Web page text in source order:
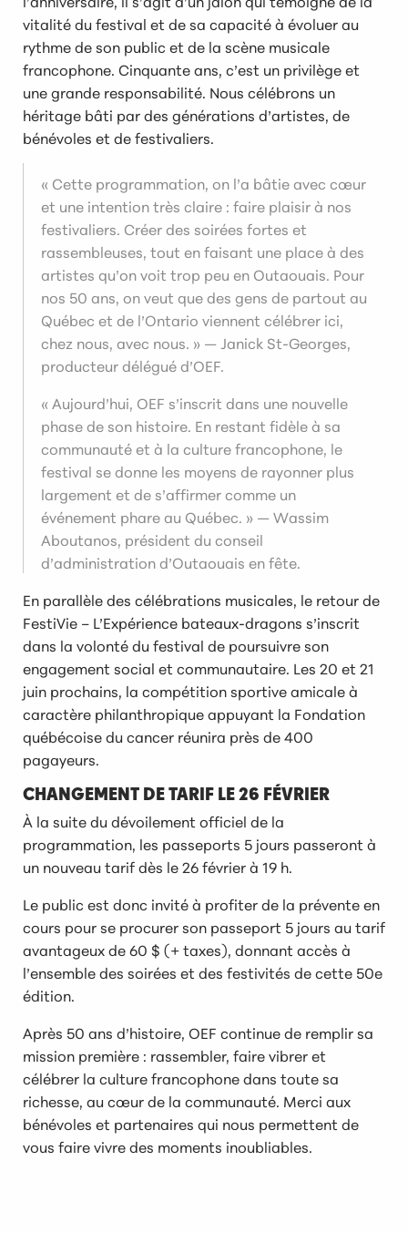
vitalité du festival et de sa capacité à évoluer au
rythme de son public et de la scène musicale
francophone. Cinquante ans, c’est un privilège et
une grande responsabilité. Nous célébrons un
héritage bâti par des générations d’artistes, de
bénévoles et de festivaliers.
« Cette programmation, on l’a bâtie avec cœur
et une intention très claire : faire plaisir à nos
festivaliers. Créer des soirées fortes et
rassembleuses, tout en faisant une place à des
artistes qu’on voit trop peu en Outaouais. Pour
nos 50 ans, on veut que des gens de partout au
Québec et de l’Ontario viennent célébrer ici,
chez nous, avec nous. » — Janick St-Georges,
producteur délégué d’OEF.
« Aujourd’hui, OEF s’inscrit dans une nouvelle
phase de son histoire. En restant fidèle à sa
communauté et à la culture francophone, le
festival se donne les moyens de rayonner plus
largement et de s’affirmer comme un
événement phare au Québec. » — Wassim
Aboutanos, président du conseil
d’administration d’Outaouais en fête.
En parallèle des célébrations musicales, le retour de
FestiVie – L’Expérience bateaux-dragons s’inscrit
dans la volonté du festival de poursuivre son
engagement social et communautaire. Les 20 et 21
juin prochains, la compétition sportive amicale à
caractère philanthropique appuyant la Fondation
québécoise du cancer réunira près de 400
pagayeurs.
CHANGEMENT DE TARIF LE 26 FÉVRIER
À la suite du dévoilement officiel de la
programmation, les passeports 5 jours passeront à
un nouveau tarif dès le 26 février à 19 h.
Le public est donc invité à profiter de la prévente en
cours pour se procurer son passeport 5 jours au tarif
avantageux de 60 $ (+ taxes), donnant accès à
l’ensemble des soirées et des festivités de cette 50e
édition.
Après 50 ans d’histoire, OEF continue de remplir sa
mission première : rassembler, faire vibrer et
célébrer la culture francophone dans toute sa
richesse, au cœur de la communauté. Merci aux
bénévoles et partenaires qui nous permettent de
vous faire vivre des moments inoubliables.